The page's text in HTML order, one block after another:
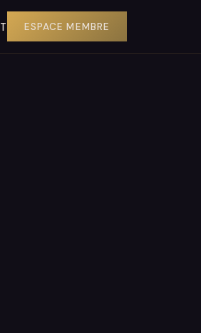
ESPACE MEMBRE